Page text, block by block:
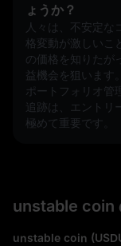
ょうか？
人々は、不安定な
格変動が激しいこ
の価格を知りたが
益機会を狙います
ポートフォリオ管
追跡は、エントリ
極めて重要です。
unstable coin
unstable coin